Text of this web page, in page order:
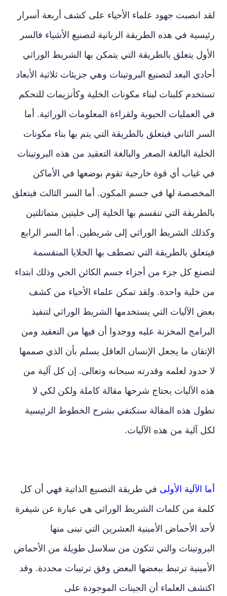
لقد انصبت جهود علماء الأحياء على كشف أربعة أسرار
رئيسية في هذه الطريقة الربانية لتصنيع الأشياء فالسر
الأول يتعلق بالطريقة التي يتمكن بها الشريط الوراثي
أحادي البعد لتصنيع البروتينات وهي جزيئات ثلاثية الأبعاد
تستخدم كلبنات لبناء مكونات الخلية وكأنزيمات للتحكم
في العمليات الحيوية ولقراءة المعلومات الوراثية. أما
السر الثاني فيتعلق بالطريقة التي يتم بها بناء مكونات
الخلية البالغة الصغر والبالغة التعقيد من هذه البروتينات
في غياب أي قوة خارجية تقوم بوضعها في الأماكن
المخصصة لها في جسم المكون. أما السر الثالث فيتعلق
بالطريقة التي تنقسم بها الخلية إلى خليتين متماثلتين
وكذلك الشريط الوراثي إلى شريطين. أما السر الرابع
فيتعلق بالطريقة التي تصطف بها الخلايا المنقسمة
لتصنع كل جزء من أجزاء جسم الكائن الحي وذلك ابتداء
من خلية واحدة. ولقد تمكن علماء الأحياء من كشف
بعض الآليات التي يستخدمها الشريط الوراثي لتنفيذ
البرامج المخزنة عليه ووجدوا أن فيها من التعقيد ومن
الإتقان ما يجعل الإنسان العاقل يسلم بأن الذي صممها
لا حدود لعلمه وقدرته سبحانه وتعالى. إن كل آلية من
هذه الآليات يحتاج شرحها مقالة كاملة ولكن لكي لا
تطول هذه المقالة سنكتفي بشرح الخطوط الرئيسية
لكل آلية من هذه الآليات.
أما الآلية الأولى في طريقة التصنيع الذاتية فهي أن كل
كلمة من كلمات الشريط الوراثي هي عبارة عن شيفرة
لأحد الأحماض الأمينية العشرين التي تبنى منها
البروتينات والتي تتكون من سلاسل طويلة من الأحماض
الأمينية ترتبط ببعضها البعض وفق ترتيبات محددة. وقد
اكتشف العلماء أن الجينات الموجودة على